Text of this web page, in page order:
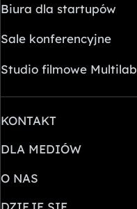
Biura dla startupów
Sale konferencyjne
Studio filmowe Multilab
KONTAKT
DLA MEDIÓW
O NAS